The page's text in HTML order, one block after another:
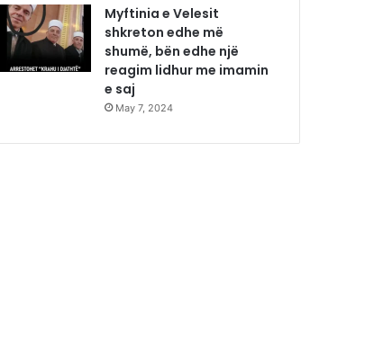
Myftinia e Velesit
shkreton edhe më
shumë, bën edhe një
reagim lidhur me imamin
e saj
May 7, 2024